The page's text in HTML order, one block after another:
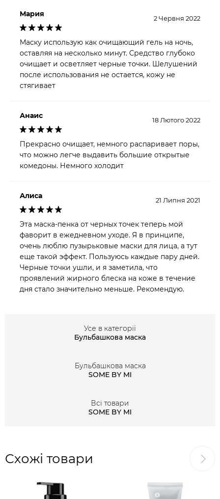
Мария 2 Червня 2022
Маску использую как очищающий гель на ночь,
оставляя на несколько минут. Средство глубоко
очищает и осветляет черные точки. Шелушений
после использования не остается, кожу не
стягивает
Анаис 18 Лютого 2022
Прекрасно очищает, немного распаривает поры,
что можно легче выдавить большие открытые
комедоны. Немного холодит
Алиса 21 Липня 2021
Эта маска-пенка от черных точек теперь мой
фаворит в ежедневном уходе. Я в принципе,
очень люблю пузырьковые маски для лица, а тут
еще такой эффект. Пользуюсь каждые пару дней.
Черные точки ушли, и я заметила, что
проявлений жирного блеска на коже в течение
дня стало значительно меньше. Рекомендую.
Усе в категорії
Бульбашкова маска
Бульбашкова маска
SOME BY MI
Всі товари
SOME BY MI
Схожі товари